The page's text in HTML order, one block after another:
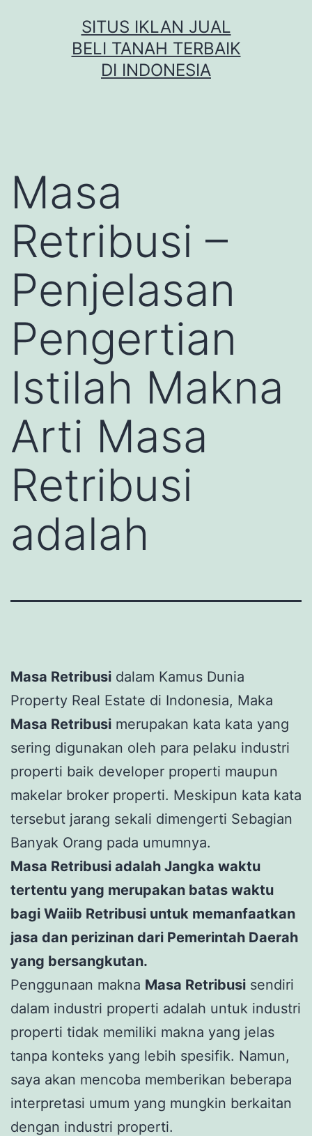
SITUS IKLAN JUAL
BELI TANAH TERBAIK
DI INDONESIA
Masa
Retribusi –
Penjelasan
Pengertian
Istilah Makna
Arti Masa
Retribusi
adalah
Masa Retribusi dalam Kamus Dunia
Property Real Estate di Indonesia, Maka
Masa Retribusi merupakan kata kata yang
sering digunakan oleh para pelaku industri
properti baik developer properti maupun
makelar broker properti. Meskipun kata kata
tersebut jarang sekali dimengerti Sebagian
Banyak Orang pada umumnya.
Masa Retribusi adalah Jangka waktu
tertentu yang merupakan batas waktu
bagi Waiib Retribusi untuk memanfaatkan
jasa dan perizinan dari Pemerintah Daerah
yang bersangkutan.
Penggunaan makna Masa Retribusi sendiri
dalam industri properti adalah untuk industri
properti tidak memiliki makna yang jelas
tanpa konteks yang lebih spesifik. Namun,
saya akan mencoba memberikan beberapa
interpretasi umum yang mungkin berkaitan
dengan industri properti.